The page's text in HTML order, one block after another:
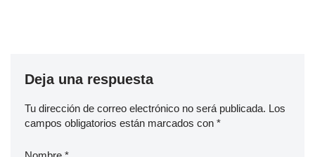
Deja una respuesta
Tu dirección de correo electrónico no será publicada. Los
campos obligatorios están marcados con *